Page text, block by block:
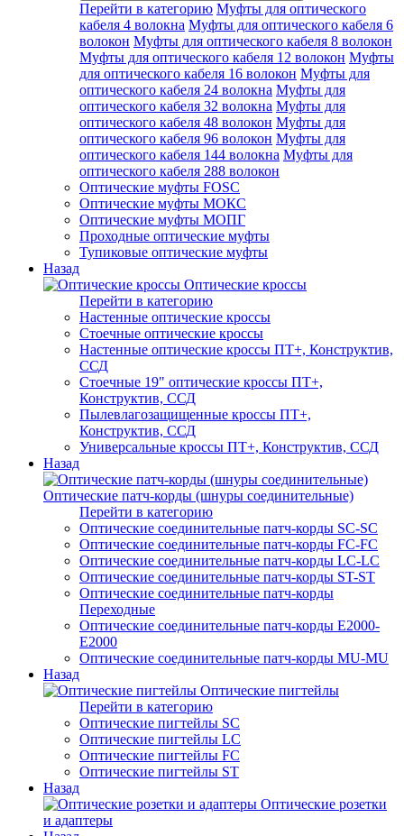
Перейти в категорию Муфты для оптического
кабеля 4 волокна Муфты для оптического кабеля 6
волокон Муфты для оптического кабеля 8 волокон
Муфты для оптического кабеля 12 волокон Муфты
для оптического кабеля 16 волокон Муфты для
оптического кабеля 24 волокна Муфты для
оптического кабеля 32 волокна Муфты для
оптического кабеля 48 волокон Муфты для
оптического кабеля 96 волокон Муфты для
оптического кабеля 144 волокна Муфты для
оптического кабеля 288 волокон
Оптические муфты FOSC
Оптические муфты МОКС
Оптические муфты МОПГ
Проходные оптические муфты
Тупиковые оптические муфты
Назад
Оптические кроссы
Перейти в категорию
Настенные оптические кроссы
Стоечные оптические кроссы
Настенные оптические кроссы ПТ+, Конструктив,
ССД
Стоечные 19" оптические кроссы ПТ+,
Конструктив, ССД
Пылевлагозащищенные кроссы ПТ+,
Конструктив, ССД
Универсальные кроссы ПТ+, Конструктив, ССД
Назад
Оптические патч-корды (шнуры соединительные)
Перейти в категорию
Оптические соединительные патч-корды SC-SC
Оптические соединительные патч-корды FC-FC
Оптические соединительные патч-корды LC-LC
Оптические соединительные патч-корды ST-ST
Оптические соединительные патч-корды
Переходные
Оптические соединительные патч-корды E2000-
E2000
Оптические соединительные патч-корды MU-MU
Назад
Оптические пигтейлы
Перейти в категорию
Оптические пигтейлы SC
Оптические пигтейлы LC
Оптические пигтейлы FC
Оптические пигтейлы ST
Назад
Оптические розетки
и адаптеры